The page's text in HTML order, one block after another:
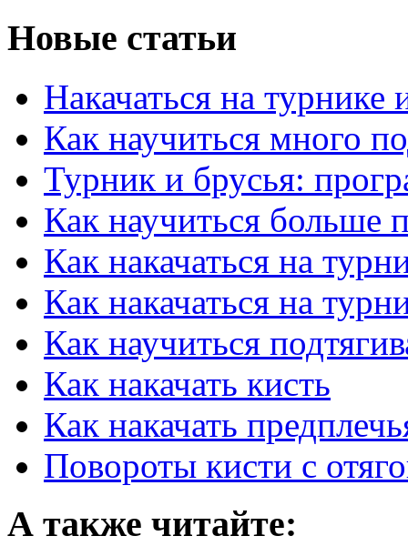
Новые статьи
Накачаться на турнике
Как научиться много
Турник и брусья:
Как научиться больше
Как накачаться на
Как накачаться на
Как научиться
Как накачать кисть
Как накачать
Повороты кисти с
А также читайте: